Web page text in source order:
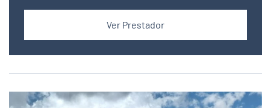
Ver Prestador